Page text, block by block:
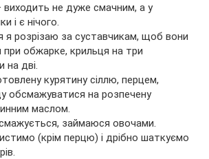
виходить не дуже смачним, а у
і є нічого.
я розрізаю за суставчикам, щоб вони
при обжарке, крильця на три
на дві.
курятину сіллю, перцем,
обсмажуватися на розпечену
маслом.
займаюся овочами.
(крім перцю) і дрібно шаткуємо